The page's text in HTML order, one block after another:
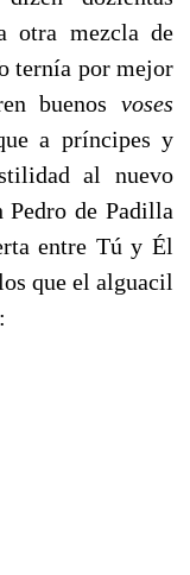
otra mezcla de
ternía por mejor
buenos voses
a príncipes y
al nuevo
Pedro de Padilla
entre Tú y Él
que el alguacil